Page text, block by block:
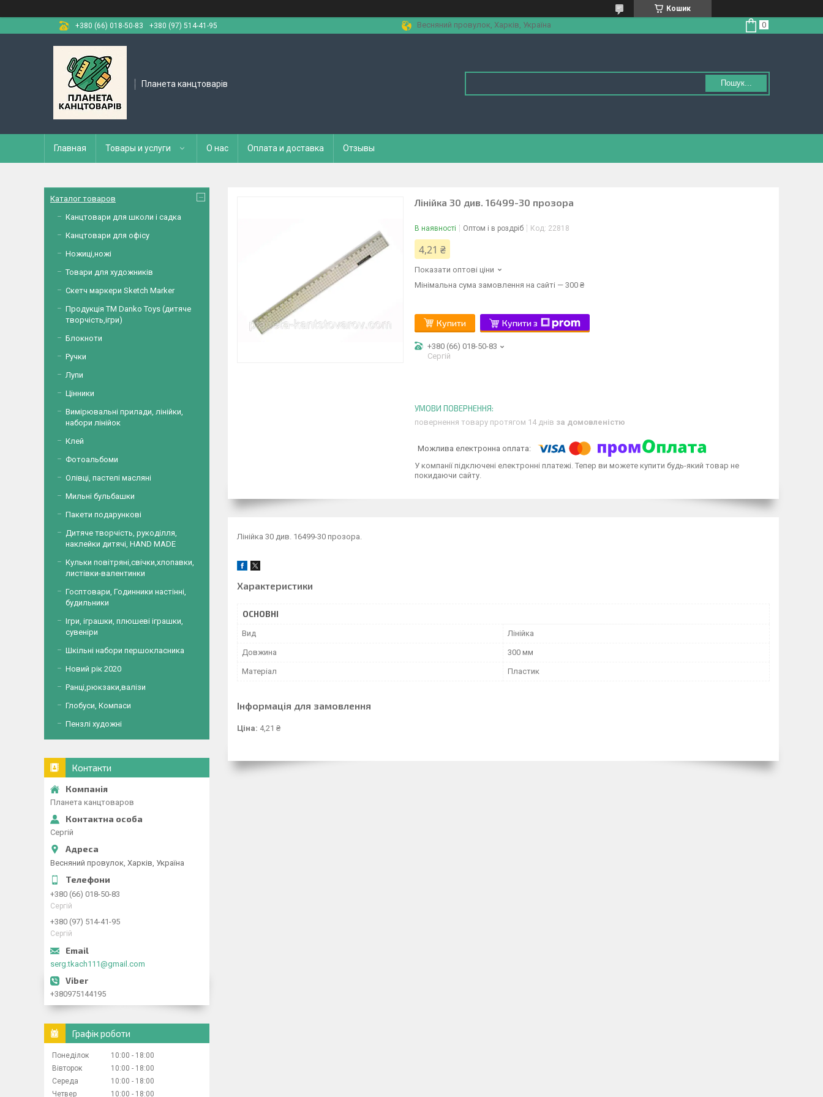
Кошик
+380 (66) 018-50-83
+380 (97) 514-41-95 Весняний провулок, Харків, Україна
Планета канцтоварів Пошук...
Главная Товары и услуги О нас Оплата и доставка Отзывы
Лінійка 30 див. 16499-30 прозора
В наявності Оптом і в роздріб Код: 22818
4,21 ₴
Показати оптові ціни
Мінімальна сума замовлення на сайті — 300 ₴
Купити Купити з
+380 (66) 018-50-83
Сергій
повернення товару протягом 14 днів за домовленістю
У компанії підключені електронні платежі. Тепер ви можете купити будь-який товар не
покидаючи сайту.
Лінійка 30 див. 16499-30 прозора.
Характеристики
ОСНОВНІ
Вид Лінійка
Довжина 300 мм
Матеріал Пластик
Інформація для замовлення
Ціна: 4,21 ₴
Каталог товаров
Канцтовари для школи і садка
Канцтовари для офісу
Ножиці,ножі
Товари для художників
Скетч маркери Sketch Marker
Продукція ТМ Danko Toys (дитяче
творчість,ігри)
Блокноти
Ручки
Лупи
Цінники
Вимірювальні прилади, лінійки,
набори лінійок
Клей
Фотоальбоми
Олівці, пастелі масляні
Мильні бульбашки
Пакети подарункові
Дитяче творчість, рукоділля,
наклейки дитячі, HAND MADE
Кульки повітряні,свічки,хлопавки,
листівки-валентинки
Госптовари, Годинники настінні,
будильники
Ігри, іграшки, плюшеві іграшки,
сувеніри
Шкільні набори першокласника
Новий рік 2020
Ранці,рюкзаки,валізи
Глобуси, Компаси
Пензлі художні
Контакти
Планета канцтоваров
Сергій
Весняний провулок, Харків, Україна
+380 (66) 018-50-83
Сергій
+380 (97) 514-41-95
Сергій
serg.tkach111@gmail.com
+380975144195
Графік роботи
Понеділок 10:00
18:00
Вівторок
10:00
18:00
Середа
10:00
18:00
Четвер
10:00 18:00